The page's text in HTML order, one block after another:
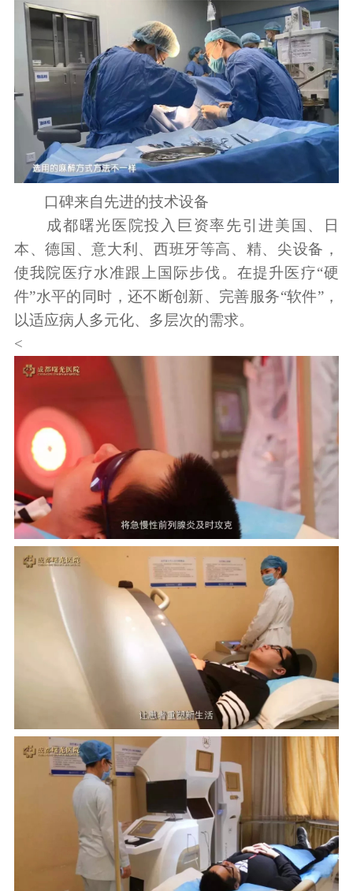
口碑来自先进的技术设备
成都曙光医院投入巨资率先引进美国、日
本、德国、意大利、西班牙等高、精、尖设备，
使我院医疗水准跟上国际步伐。在提升医疗“硬
件”水平的同时，还不断创新、完善服务“软件”，
以适应病人多元化、多层次的需求。
<